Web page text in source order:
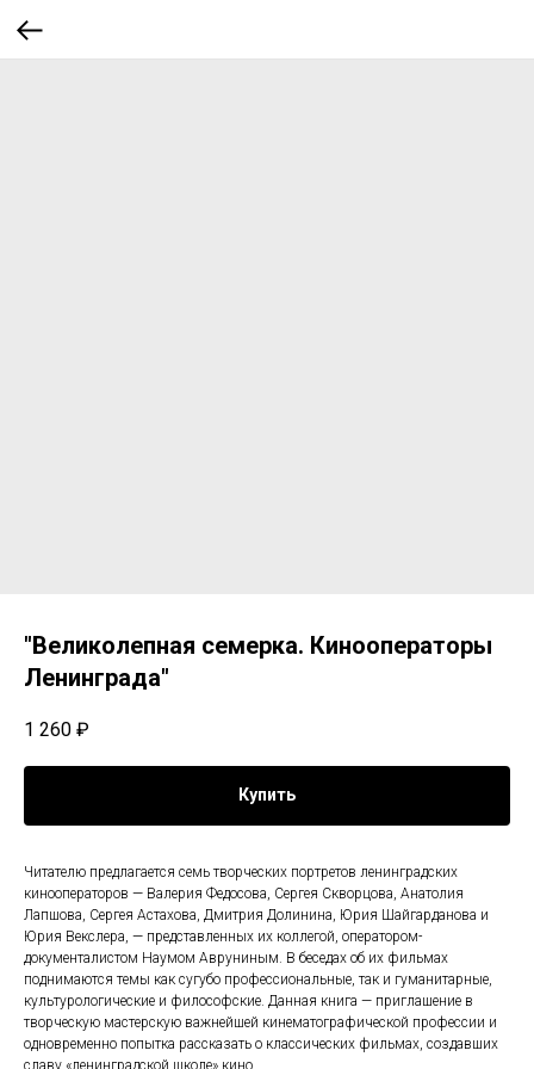
"Великолепная семерка. Кинооператоры
Ленинграда"
1 260 ₽
Купить
Читателю предлагается семь творческих портретов ленинградских
кинооператоров — Валерия Федосова, Сергея Скворцова, Анатолия
Лапшова, Сергея Астахова, Дмитрия Долинина, Юрия Шайгарданова и
Юрия Векслера, — представленных их коллегой, оператором-
документалистом Наумом Авруниным. В беседах об их фильмах
поднимаются темы как сугубо профессиональные, так и гуманитарные,
культурологические и философские. Данная книга — приглашение в
творческую мастерскую важнейшей кинематографической профессии и
одновременно попытка рассказать о классических фильмах, создавших
славу «ленинградской школе» кино.